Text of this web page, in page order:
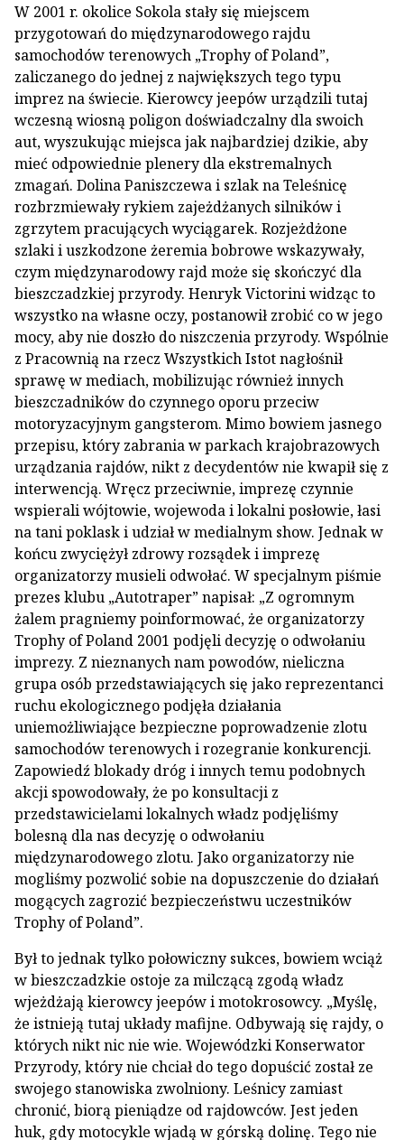
W 2001 r. okolice Sokola stały się miejscem
przygotowań do międzynarodowego rajdu
samochodów terenowych „Trophy of Poland”,
zaliczanego do jednej z największych tego typu
imprez na świecie. Kierowcy jeepów urządzili tutaj
wczesną wiosną poligon doświadczalny dla swoich
aut, wyszukując miejsca jak najbardziej dzikie, aby
mieć odpowiednie plenery dla ekstremalnych
zmagań. Dolina Paniszczewa i szlak na Teleśnicę
rozbrzmiewały rykiem zajeżdżanych silników i
zgrzytem pracujących wyciągarek. Rozjeżdżone
szlaki i uszkodzone żeremia bobrowe wskazywały,
czym międzynarodowy rajd może się skończyć dla
bieszczadzkiej przyrody. Henryk Victorini widząc to
wszystko na własne oczy, postanowił zrobić co w jego
mocy, aby nie doszło do niszczenia przyrody. Wspólnie
z Pracownią na rzecz Wszystkich Istot nagłośnił
sprawę w mediach, mobilizując również innych
bieszczadników do czynnego oporu przeciw
motoryzacyjnym gangsterom. Mimo bowiem jasnego
przepisu, który zabrania w parkach krajobrazowych
urządzania rajdów, nikt z decydentów nie kwapił się z
interwencją. Wręcz przeciwnie, imprezę czynnie
wspierali wójtowie, wojewoda i lokalni posłowie, łasi
na tani poklask i udział w medialnym show. Jednak w
końcu zwyciężył zdrowy rozsądek i imprezę
organizatorzy musieli odwołać. W specjalnym piśmie
prezes klubu „Autotraper” napisał: „Z ogromnym
żalem pragniemy poinformować, że organizatorzy
Trophy of Poland 2001 podjęli decyzję o odwołaniu
imprezy. Z nieznanych nam powodów, nieliczna
grupa osób przedstawiających się jako reprezentanci
ruchu ekologicznego podjęła działania
uniemożliwiające bezpieczne poprowadzenie zlotu
samochodów terenowych i rozegranie konkurencji.
Zapowiedź blokady dróg i innych temu podobnych
akcji spowodowały, że po konsultacji z
przedstawicielami lokalnych władz podjęliśmy
bolesną dla nas decyzję o odwołaniu
międzynarodowego zlotu. Jako organizatorzy nie
mogliśmy pozwolić sobie na dopuszczenie do działań
mogących zagrozić bezpieczeństwu uczestników
Trophy of Poland”.
Był to jednak tylko połowiczny sukces, bowiem wciąż
w bieszczadzkie ostoje za milczącą zgodą władz
wjeżdżają kierowcy jeepów i motokrosowcy. „Myślę,
że istnieją tutaj układy mafijne. Odbywają się rajdy, o
których nikt nic nie wie. Wojewódzki Konserwator
Przyrody, który nie chciał do tego dopuścić został ze
swojego stanowiska zwolniony. Leśnicy zamiast
chronić, biorą pieniądze od rajdowców. Jest jeden
huk, gdy motocykle wjadą w górską dolinę. Tego nie